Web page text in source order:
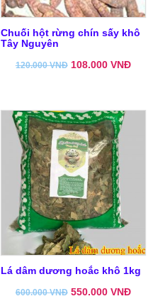
Chuối hột rừng chín sấy khô
Tây Nguyên
120.000VNĐ 108.000 VNĐ
Lá dâm dương hoắc khô 1kg
600.000VNĐ 550.000 VNĐ